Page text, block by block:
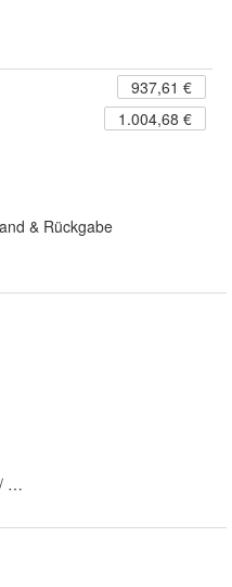
937,61 €
1.004,68 €
& Rückgabe
/ 4.5